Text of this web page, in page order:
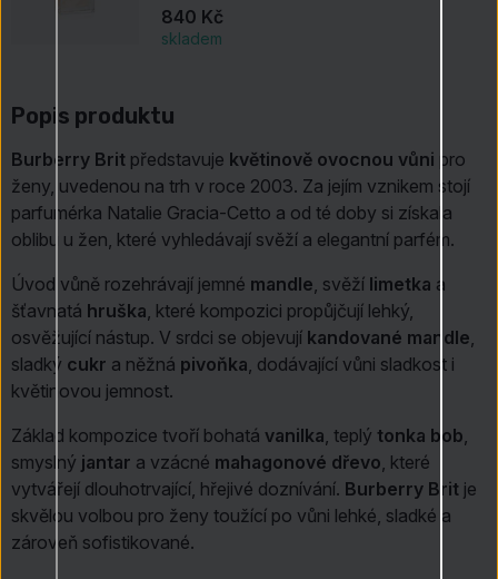
Popis produktu
Burberry Brit představuje květinově ovocnou vůni pro
ženy, uvedenou na trh v roce 2003. Za jejím vznikem stojí
parfumérka Natalie Gracia-Cetto a od té doby si získala
oblibu u žen, které vyhledávají svěží a elegantní parfém.
Úvod vůně rozehrávají jemné mandle, svěží limetka a
šťavnatá hruška, které kompozici propůjčují lehký,
osvěžující nástup. V srdci se objevují kandované mandle,
sladký cukr a něžná pivoňka, dodávající vůni sladkost i
květinovou jemnost.
Základ kompozice tvoří bohatá vanilka, teplý tonka bob,
smyslný jantar a vzácné mahagonové dřevo, které
vytvářejí dlouhotrvající, hřejivé doznívání. Burberry Brit je
skvělou volbou pro ženy toužící po vůni lehké, sladké a
zároveň sofistikované.
840 Kč
skladem